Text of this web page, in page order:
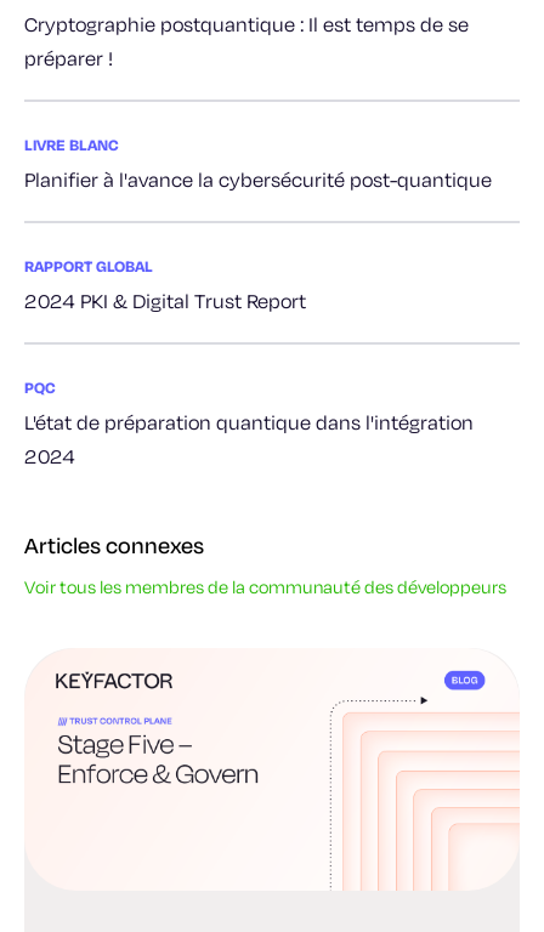
Cryptographie postquantique : Il est temps de se
préparer !
LIVRE BLANC
Planifier à l'avance la cybersécurité post-quantique
RAPPORT GLOBAL
2024 PKI & Digital Trust Report
PQC
L'état de préparation quantique dans l'intégration
2024
Articles connexes
Voir tous les membres de la communauté des développeurs